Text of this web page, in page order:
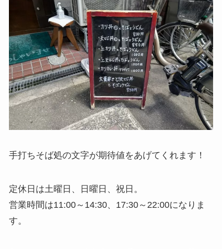
手打ちそば処の文字が期待値をあげてくれます！
定休日は土曜日、日曜日、祝日。
営業時間は11:00～14:30、17:30～22:00になりま
す。